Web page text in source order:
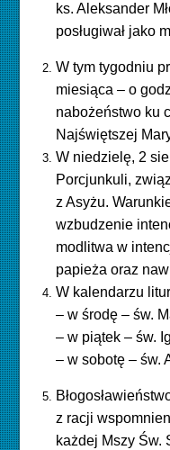
ks. Aleksander
posługiwał jako
W tym tygodniu
miesiąca – o
nabożeństwo ku
Najświętszej
W niedzielę, 2
Porcjunkuli,
z Asyżu.
wzbudzenie
modlitwa w
papieża oraz
W kalendarzu
– w środę – św.
– w piątek – św.
– w sobotę – św.
z racji
każdej Mszy Św.